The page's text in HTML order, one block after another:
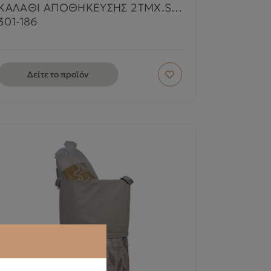
ΚΑΛΑΘΙ ΑΠΟΘΗΚΕΥΣΗΣ 2ΤΜΧ.STARS
186
Δείτε το προϊόν